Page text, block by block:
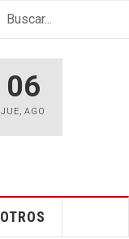
06
JUE,AGO
OTROS